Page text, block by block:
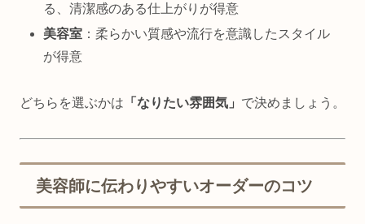
る、清潔感のある仕上がりが得意
美容室 ：柔らかい質感や流行を意識したスタイル
が得意
どちらを選ぶかは 「なりたい雰囲気」 で決めましょう。
美容師に伝わりやすいオーダーのコツ